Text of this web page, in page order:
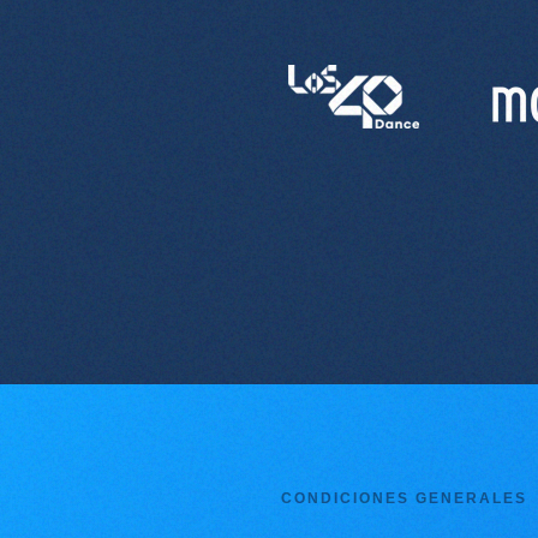
CONDICIONES GENERALES